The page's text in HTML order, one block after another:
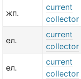
жп.
current
collector
ел.
current
collector
ел.
current
collector